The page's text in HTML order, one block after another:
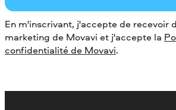
En m'inscrivant, j'accepte de recevoir
marketing de Movavi et j'accepte la
confidentialité de Movavi.